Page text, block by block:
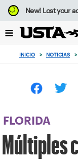
Enfoque
desde
botón
volver
principio
New!Lost your
INICIO > NOTICIAS >
FLORIDA
Múltiples